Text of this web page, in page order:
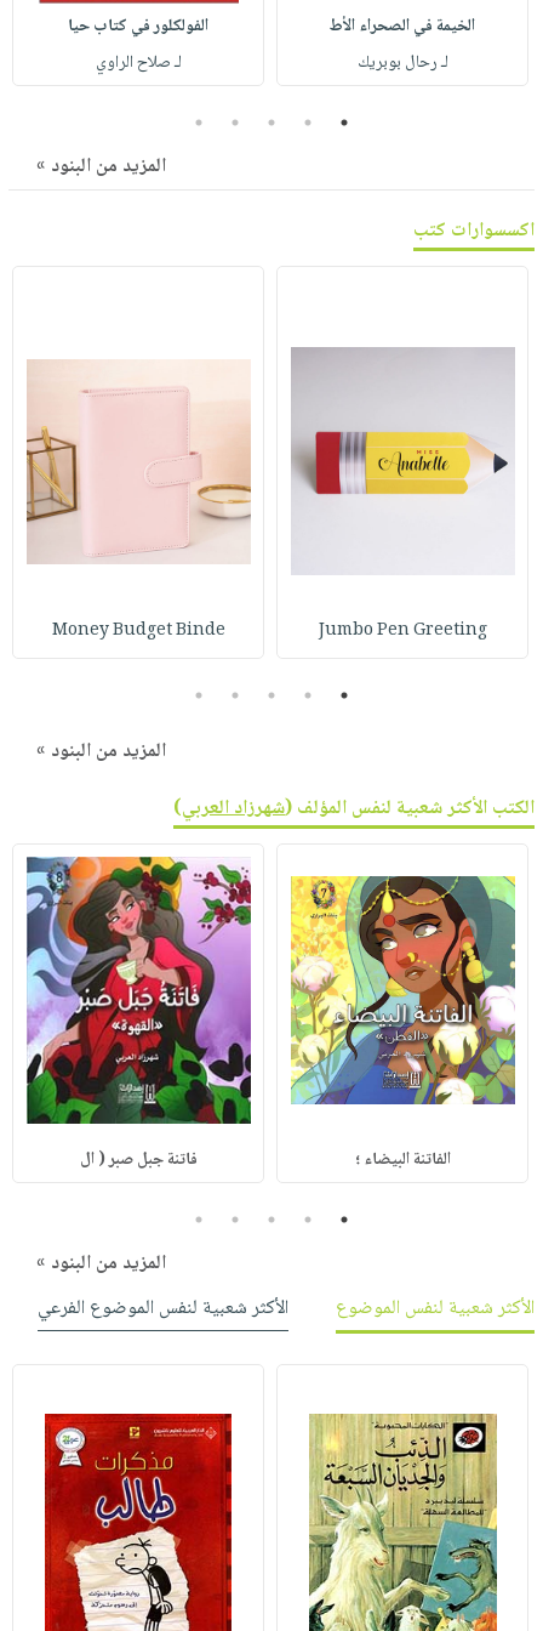
صابون
أطفال
مناسبات
فيديوهات
يتكرر
نيل
وفرات
انشر
الخيمة في الصحراء الأط
لـ رحال بوبريك
الفولكلور في كتاب حيا
لـ صلاح الراوي
1
2
3
4
5
المزيد من البنود »
اكسسوارات كتب
Jumbo Pen Greeting
Money Budget Binde
1
2
3
4
5
المزيد من البنود »
الكتب الأكثر شعبية لنفس المؤلف (شهرزاد العربي)
الفاتنة البيضاء ؛ فاتنة جبل صبر ( ال
1
2
3
4
5
المزيد من البنود »
الأكثر شعبية لنفس الموضوع
الأكثر شعبية لنفس الموضوع الفرعي